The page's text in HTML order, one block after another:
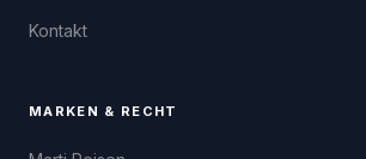
Kontakt
MARKEN & RECHT